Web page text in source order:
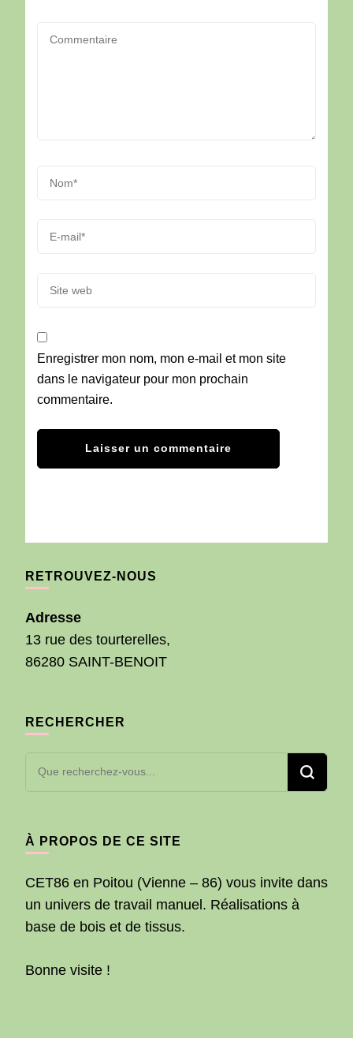
Enregistrer mon nom, mon e-mail et mon site
dans le navigateur pour mon prochain
commentaire.
RETROUVEZ-NOUS
Adresse
13 rue des tourterelles,
86280 SAINT-BENOIT
RECHERCHER
Vous
chose ?
À PROPOS DE CE SITE
CET86 en Poitou (Vienne – 86) vous invite dans
un univers de travail manuel. Réalisations à
base de bois et de tissus.
Bonne visite !